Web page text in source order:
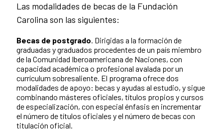
Las modalidades de becas de la Fundación
Carolina son las siguientes:
Becas de postgrado. Dirigidas a la formación de
graduadas y graduados procedentes de un país miembro
de la Comunidad Iberoamericana de Naciones, con
capacidad académica o profesional avalada por un
currículum sobresaliente. El programa ofrece dos
modalidades de apoyo: becas y ayudas al estudio, y sigue
combinando másteres oficiales, títulos propios y cursos
de especialización, con especial énfasis en incrementar
el número de títulos oficiales y el número de becas con
titulación oficial.